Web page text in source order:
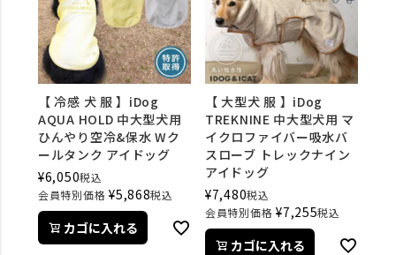
【 冷感 犬 服 】iDog
AQUA HOLD 中大型犬用
ひんやり空冷&保水 Wク
ールタンク アイドッグ
¥6,050税込
会員特別価格 ¥5,868税込
カゴに入れる
【 大型犬 服 】iDog
TREKNINE 中大型犬用 マ
イクロファイバー吸水バ
スローブ トレックナイン
アイドッグ
¥7,480税込
会員特別価格 ¥7,255税込
カゴに入れる